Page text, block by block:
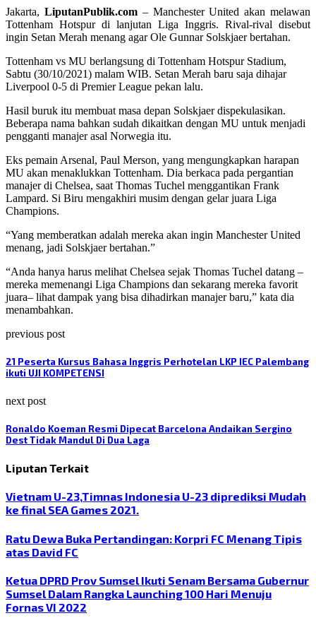
Jakarta, LiputanPublik.com– Manchester United akan melawan
Tottenham Hotspur di lanjutan Liga Inggris. Rival-rival disebut
ingin Setan Merah menang agar Ole Gunnar Solskjaer bertahan.
Tottenham vs MU berlangsung di Tottenham Hotspur Stadium,
Sabtu (30/10/2021) malam WIB. Setan Merah baru saja dihajar
Liverpool 0-5 di Premier League pekan lalu.
Hasil buruk itu membuat masa depan Solskjaer dispekulasikan.
Beberapa nama bahkan sudah dikaitkan dengan MU untuk menjadi
pengganti manajer asal Norwegia itu.
Eks pemain Arsenal, Paul Merson, yang mengungkapkan harapan
MU akan menaklukkan Tottenham. Dia berkaca pada pergantian
manajer di Chelsea, saat Thomas Tuchel menggantikan Frank
Lampard. Si Biru mengakhiri musim dengan gelar juara Liga
Champions.
“Yang memberatkan adalah mereka akan ingin Manchester United
menang, jadi Solskjaer bertahan.”
“Anda hanya harus melihat Chelsea sejak Thomas Tuchel datang –
mereka memenangi Liga Champions dan sekarang mereka favorit
juara– lihat dampak yang bisa dihadirkan manajer baru,” kata dia
menambahkan.
previous post
21 Peserta Kursus Bahasa Inggris Perhotelan LKP IEC Palembang
ikuti UJI KOMPETENSI
next post
Ronaldo Koeman Resmi Dipecat Barcelona Andaikan Sergino
Dest Tidak Mandul Di Dua Laga
Liputan Terkait
Vietnam U-23,Timnas Indonesia U-23 diprediksi Mudah
ke final SEA Games 2021.
Ratu Dewa Buka Pertandingan: Korpri FC Menang Tipis
atas David FC
Ketua DPRD Prov Sumsel Ikuti Senam Bersama Gubernur
Sumsel Dalam Rangka Launching 100 Hari Menuju
Fornas VI 2022